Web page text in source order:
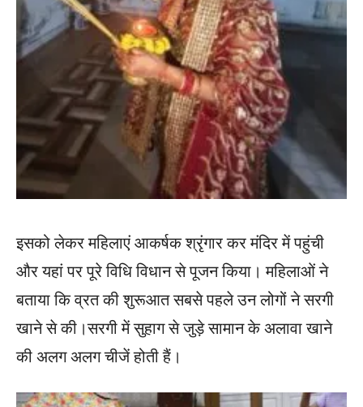
इसको लेकर महिलाएं आकर्षक श्रृंगार कर मंदिर में पहुंची
और यहां पर पूरे विधि विधान से पूजन किया। महिलाओं ने
बताया कि व्रत की शुरूआत सबसे पहले उन लोगों ने सरगी
खाने से की।सरगी में सुहाग से जुड़े सामान के अलावा खाने
की अलग अलग चीजें होती हैं।